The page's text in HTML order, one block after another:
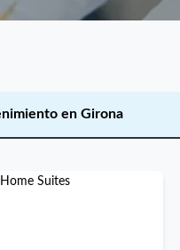
en Girona